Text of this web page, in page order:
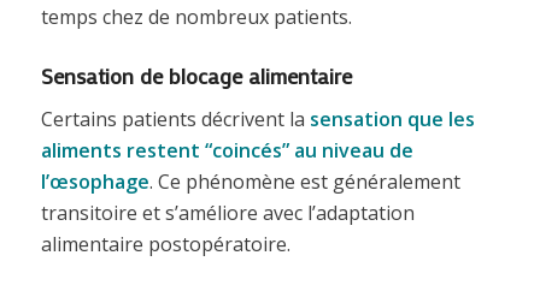
temps chez de nombreux patients.
Sensation de blocage alimentaire
Certains patients décrivent la sensation que les
aliments restent “coincés” au niveau de
l’œsophage. Ce phénomène est généralement
transitoire et s’améliore avec l’adaptation
alimentaire postopératoire.